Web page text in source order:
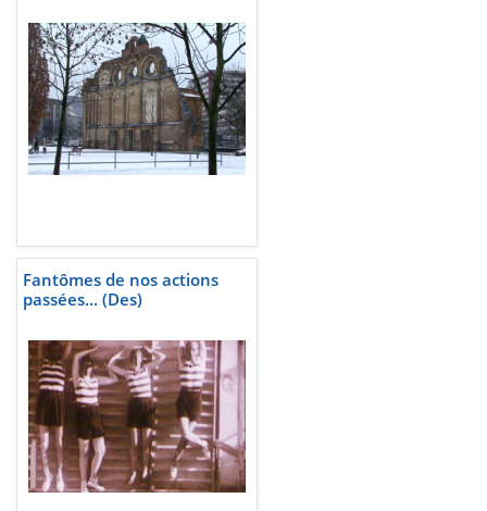
Fantômes de nos actions
passées... (Des)